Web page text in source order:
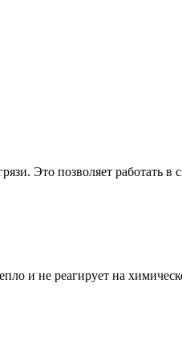
Это позволяет работать
и не реагирует на